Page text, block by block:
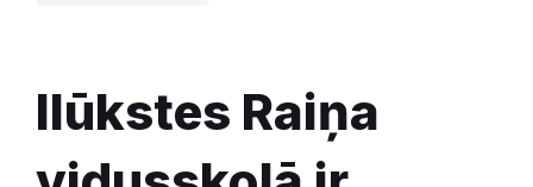
Ilūkstes Raiņa